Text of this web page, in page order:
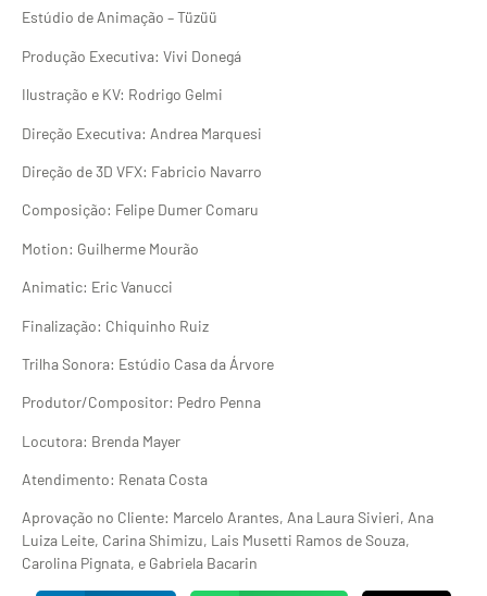
Estúdio de Animação – Tüzüü
Produção Executiva: Vivi Donegá
Ilustração e KV: Rodrigo Gelmi
Direção Executiva: Andrea Marquesi
Direção de 3D VFX: Fabricio Navarro
Composição: Felipe Dumer Comaru
Motion: Guilherme Mourão
Animatic: Eric Vanucci
Finalização: Chiquinho Ruiz
Trilha Sonora: Estúdio Casa da Árvore
Produtor/Compositor: Pedro Penna
Locutora: Brenda Mayer
Atendimento: Renata Costa
Aprovação no Cliente: Marcelo Arantes, Ana Laura Sivieri, Ana
Luiza Leite, Carina Shimizu, Lais Musetti Ramos de Souza,
Carolina Pignata, e Gabriela Bacarin